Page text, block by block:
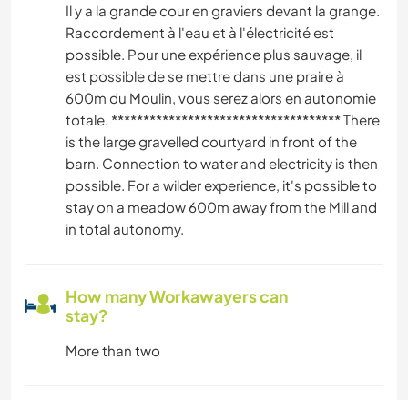
Il y a la grande cour en graviers devant la grange.
Raccordement à l'eau et à l'électricité est
possible. Pour une expérience plus sauvage, il
est possible de se mettre dans une praire à
600m du Moulin, vous serez alors en autonomie
totale. ************************************ There
is the large gravelled courtyard in front of the
barn. Connection to water and electricity is then
possible. For a wilder experience, it's possible to
stay on a meadow 600m away from the Mill and
in total autonomy.
How many Workawayers can
stay?
More than two